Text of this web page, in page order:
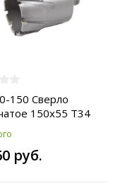
150 Сверло
150х55 T34
руб.